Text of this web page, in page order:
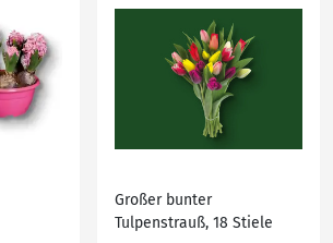
Großer bunter
Tulpenstrauß, 18 Stiele